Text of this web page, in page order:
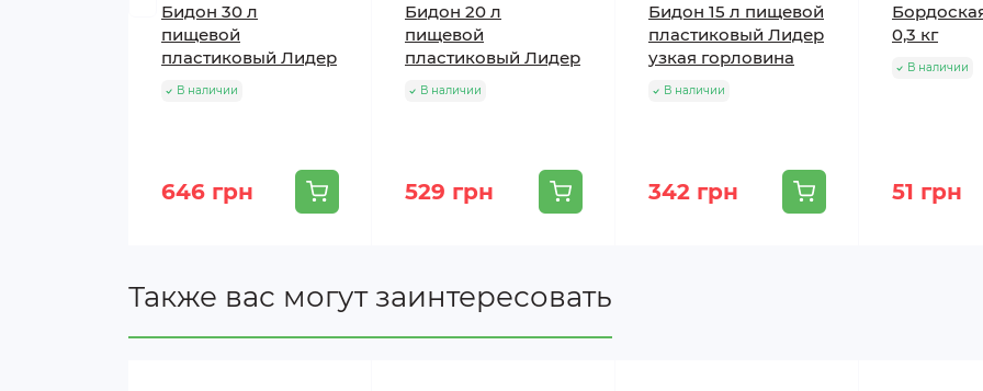
Бидон 30 л
пищевой
пластиковый Лидер
В наличии
646 грн
Бидон 20 л
пищевой
пластиковый Лидер
В наличии
529 грн
Бидон 15 л пищевой
пластиковый Лидер
узкая горловина
В наличии
342 грн
0,3 кг
В наличии
51 грн
Также вас могут заинтересовать